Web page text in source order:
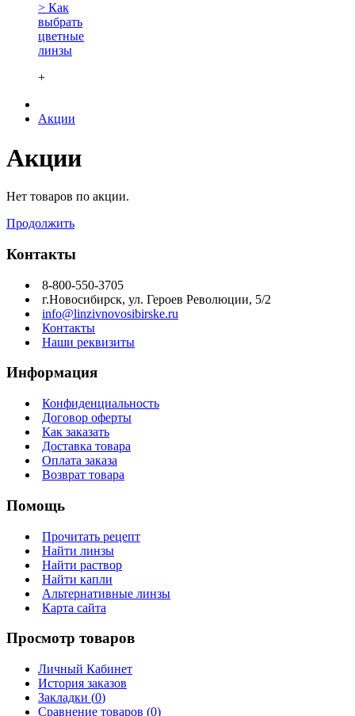
> Как
выбрать
цветные
линзы
+
Акции
Акции
Нет товаров по акции.
Продолжить
Контакты
8-800-550-3705
г.Новосибирск, ул. Героев Революции, 5/2
info@linzivnovosibirske.ru
Контакты
Наши реквизиты
Информация
Конфиденциальность
Договор оферты
Как заказать
Доставка товара
Оплата заказа
Возврат товара
Помощь
Прочитать рецепт
Найти линзы
Найти раствор
Найти капли
Альтернативные линзы
Карта сайта
Просмотр товаров
Личный Кабинет
История заказов
Закладки (0)
Сравнение товаров (0)